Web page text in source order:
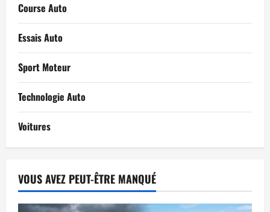
Course Auto
Essais Auto
Sport Moteur
Technologie Auto
Voitures
VOUS AVEZ PEUT-ÊTRE MANQUÉ